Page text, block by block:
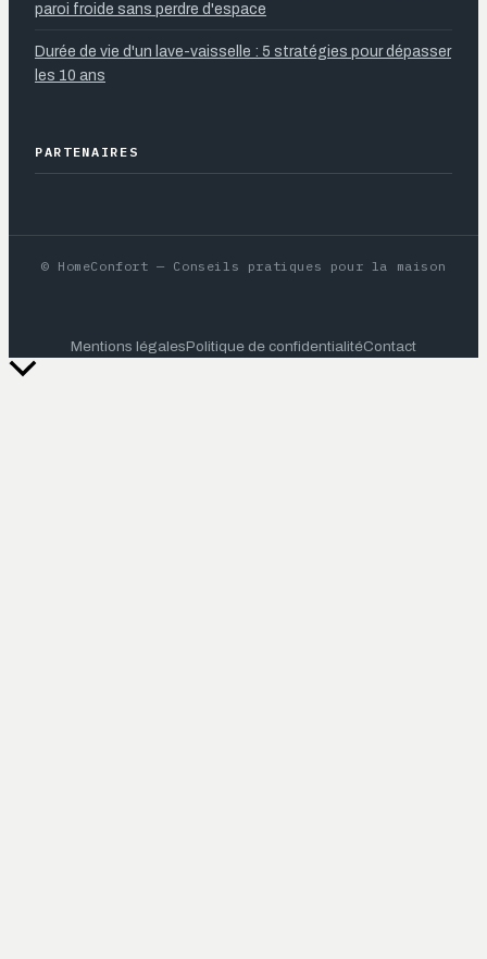
paroi froide sans perdre d'espace
Durée de vie d'un lave-vaisselle : 5 stratégies pour dépasser
les 10 ans
PARTENAIRES
© HomeConfort — Conseils pratiques pour la maison
Mentions légalesPolitique de confidentialitéContact